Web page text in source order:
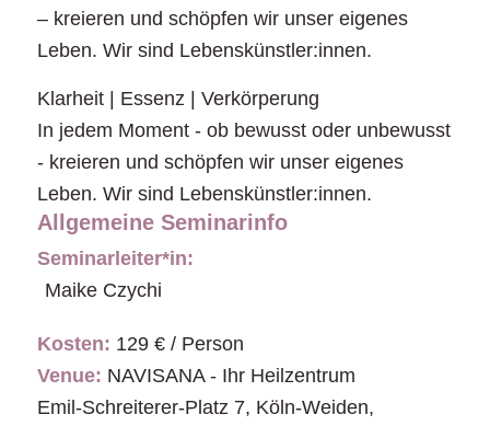
– kreieren und schöpfen wir unser eigenes
Leben. Wir sind Lebenskünstler:innen.
Klarheit | Essenz | Verkörperung
In jedem Moment - ob bewusst oder unbewusst
- kreieren und schöpfen wir unser eigenes
Leben. Wir sind Lebenskünstler:innen.
Allgemeine Seminarinfo
Seminarleiter*in:
Maike Czychi
Kosten: 129 € / Person
Venue: NAVISANA - Ihr Heilzentrum
Emil-Schreiterer-Platz 7, Köln-Weiden,